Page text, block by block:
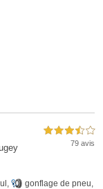
3,5 étoiles sur 5
79 avis
gonflage de pneu